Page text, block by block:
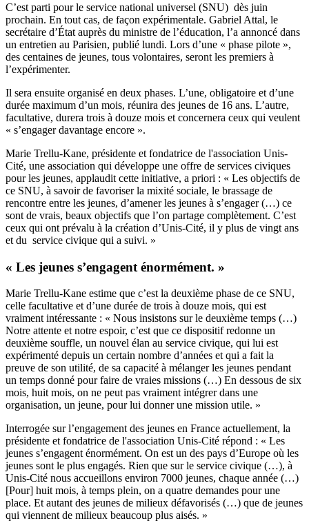
C’est parti pour le service national universel (SNU) dès juin
prochain. En tout cas, de façon expérimentale. Gabriel Attal, le
secrétaire d’État auprès du ministre de l’éducation, l’a annoncé dans
un entretien au Parisien, publié lundi. Lors d’une « phase pilote »,
des centaines de jeunes, tous volontaires, seront les premiers à
l’expérimenter.
Il sera ensuite organisé en deux phases. L’une, obligatoire et d’une
durée maximum d’un mois, réunira des jeunes de 16 ans. L’autre,
facultative, durera trois à douze mois et concernera ceux qui veulent
« s’engager davantage encore ».
Marie Trellu-Kane, présidente et fondatrice de l'association Unis-
Cité, une association qui développe une offre de services civiques
pour les jeunes, applaudit cette initiative, a priori : « Les objectifs de
ce SNU, à savoir de favoriser la mixité sociale, le brassage de
rencontre entre les jeunes, d’amener les jeunes à s’engager (…) ce
sont de vrais, beaux objectifs que l’on partage complètement. C’est
ceux qui ont prévalu à la création d’Unis-Cité, il y plus de vingt ans
et du service civique qui a suivi. »
« Les jeunes s’engagent énormément. »
Marie Trellu-Kane estime que c’est la deuxième phase de ce SNU,
celle facultative et d’une durée de trois à douze mois, qui est
vraiment intéressante : « Nous insistons sur le deuxième temps (…)
Notre attente et notre espoir, c’est que ce dispositif redonne un
deuxième souffle, un nouvel élan au service civique, qui lui est
expérimenté depuis un certain nombre d’années et qui a fait la
preuve de son utilité, de sa capacité à mélanger les jeunes pendant
un temps donné pour faire de vraies missions (…) En dessous de six
mois, huit mois, on ne peut pas vraiment intégrer dans une
organisation, un jeune, pour lui donner une mission utile. »
Interrogée sur l’engagement des jeunes en France actuellement, la
présidente et fondatrice de l'association Unis-Cité répond : « Les
jeunes s’engagent énormément. On est un des pays d’Europe où les
jeunes sont le plus engagés. Rien que sur le service civique (…), à
Unis-Cité nous accueillons environ 7000 jeunes, chaque année (…)
[Pour] huit mois, à temps plein, on a quatre demandes pour une
place. Et autant des jeunes de milieux défavorisés (…) que de jeunes
qui viennent de milieux beaucoup plus aisés. »